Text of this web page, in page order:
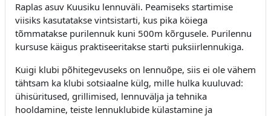
Raplas asuv Kuusiku lennuväli. Peamiseks startimise
viisiks kasutatakse vintsistarti, kus pika köiega
tõmmatakse purilennuk kuni 500m kõrgusele. Purilennu
kursuse käigus praktiseeritakse starti puksiirlennukiga.
Kuigi klubi põhitegevuseks on lennuõpe, siis ei ole vähem
tähtsam ka klubi sotsiaalne külg, mille hulka kuuluvad:
ühisüritused, grillimised, lennuvälja ja tehnika
hooldamine, teiste lennuklubide külastamine ja